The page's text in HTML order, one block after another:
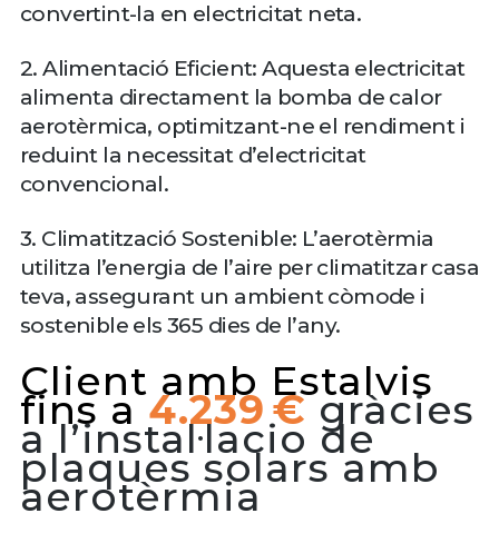
convertint-la en electricitat neta.
2. Alimentació Eficient: Aquesta electricitat
alimenta directament la bomba de calor
aerotèrmica, optimitzant-ne el rendiment i
reduint la necessitat d’electricitat
convencional.
3. Climatització Sostenible: L’aerotèrmia
utilitza l’energia de l’aire per climatitzar casa
teva, assegurant un ambient còmode i
sostenible els 365 dies de l’any.
Client amb Estalvis
fins a 4.239 €gràcies
a l’instal·lacio de
plaques solars amb
aerotèrmia